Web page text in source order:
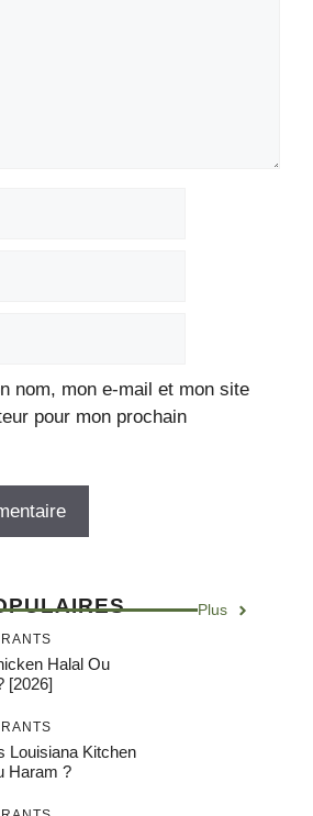
nom, mon e-mail et mon site
pour mon prochain
Plus
Halal Ou
[2026]
Louisiana Kitchen
Haram ?